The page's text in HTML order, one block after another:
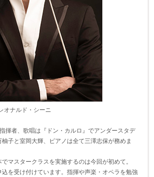
ナルド・シーニ
揮者、歌唱は『ドン・カルロ』でアンダースタデ
子と室岡大輝、ピアノは全て三澤志保が務めま
マスタークラスを実施するのは今回が初めて。
を受け付けています。指揮や声楽・オペラを勉強